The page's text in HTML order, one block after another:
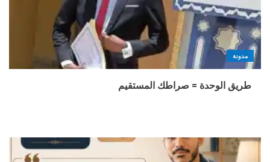
مدونة
طريق الوحدة = صراطك المستقيم